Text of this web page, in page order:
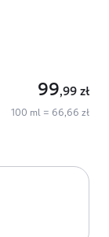
99,99 zł
100 ml = 66,66 zł